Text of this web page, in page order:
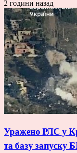
2 години назад
Уражено РЛС у
та базу запуску